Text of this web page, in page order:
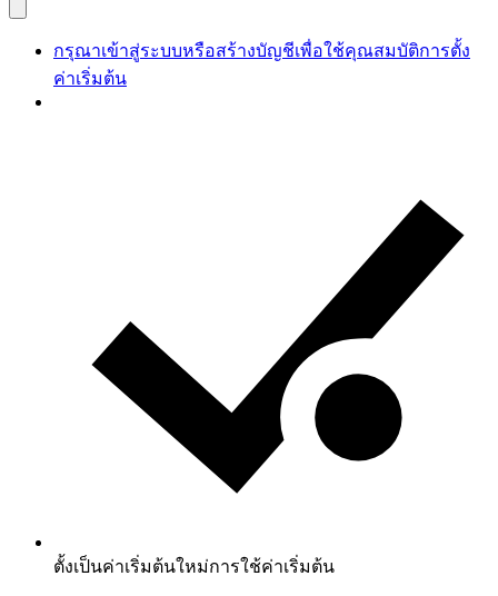
กรุณาเข้าสู่ระบบหรือสร้างบัญชีเพื่อใช้คุณสมบัติการตั้ง
ค่าเริ่มต้น
ตั้งเป็นค่าเริ่มต้นใหม่การใช้ค่าเริ่มต้น